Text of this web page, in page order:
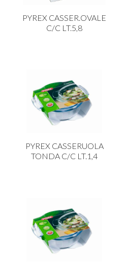
PYREX CASSER.OVALE
C/C LT.5,8
PYREX CASSERUOLA
TONDA C/C LT.1,4